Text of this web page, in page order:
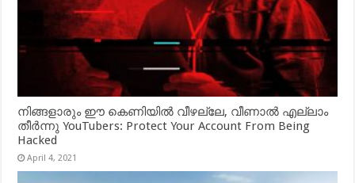
നിങ്ങളാരും ഈ കെണിയിൽ വീഴല്ലേ, വീണാൽ എല്ലാം
തീർന്നു YouTubers: Protect Your Account From Being
Hacked
April 4, 2021